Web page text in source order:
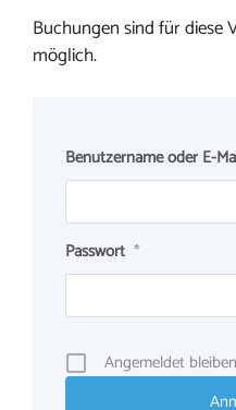
Buchungen sind für diese
möglich.
Benutzername oder E-
Passwort *
Angemeldet bleiben